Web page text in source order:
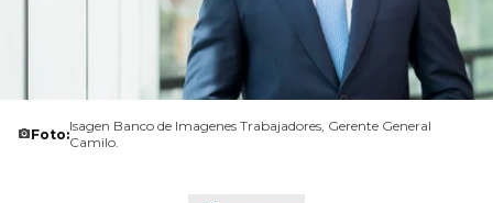
Foto:Isagen Banco de Imagenes Trabajadores, Gerente General
Camilo.